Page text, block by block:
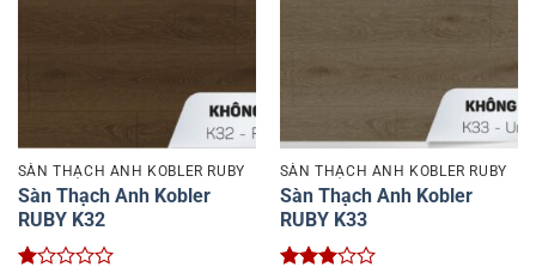
SÀN THẠCH ANH KOBLER RUBY
Sàn Thạch Anh Kobler
RUBY K32
SÀN THẠCH ANH KOBLER RUBY
Sàn Thạch Anh Kobler
RUBY K33